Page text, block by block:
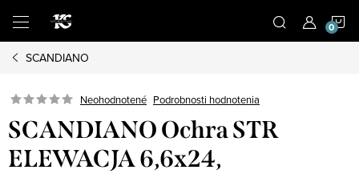
obsah
SCANDIANO
Neohodnotené Podrobnosti hodnotenia
SCANDIANO Ochra STR
ELEWACJA 6,6x24,